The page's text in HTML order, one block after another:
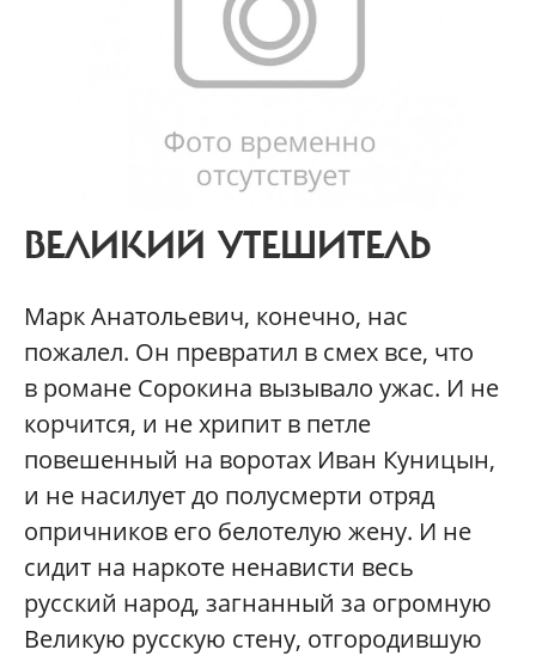
ВЕЛИКИЙ УТЕШИТЕЛЬ
Марк Анатольевич, конечно, нас
пожалел. Он превратил в смех все, что
в романе Сорокина вызывало ужас. И не
корчится, и не хрипит в петле
повешенный на воротах Иван Куницын,
и не насилует до полусмерти отряд
опричников его белотелую жену. И не
сидит на наркоте ненависти весь
русский народ, загнанный за огромную
Великую русскую стену, отгородившую